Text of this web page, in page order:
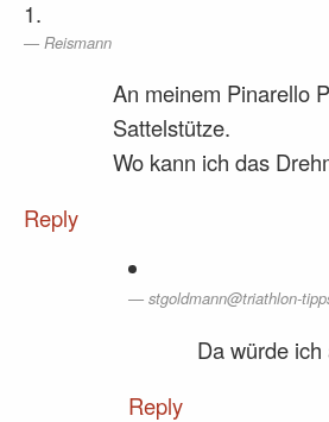
Reismann
An meinem Pinarello
Sattelstütze.
Wo kann ich das
Reply
stgoldmann@triathlon-
Da würde
Reply